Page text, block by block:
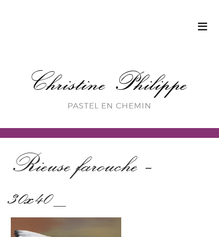
Christine Philippe
PASTEL EN CHEMIN
Rieuse farouche –
30x40_